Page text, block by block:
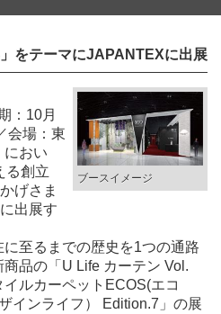
をテーマにJAPANTEXに出展
ブースイメージ
：10月
会場：東
におい
る創立
げさま
出展す
至るまでの歴史を1つの通路
品の「U Life カーテン Vol.
ルカーペットECOS(エコ
インライフ） Edition.7」の展